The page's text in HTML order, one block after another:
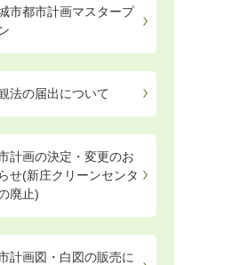
市都市計画マスタープ
法の届出について
計画の決定・変更のお
せ(新庄クリーンセンタ
廃止)
計画図・白図の販売に